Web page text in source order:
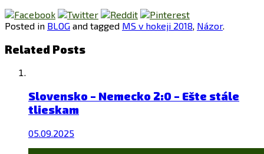
Posted in BLOG and tagged MS v hokeji 2018, Názor.
Related Posts
Slovensko – Nemecko 2:0 – Ešte stále
tlieskam
05.09.2025